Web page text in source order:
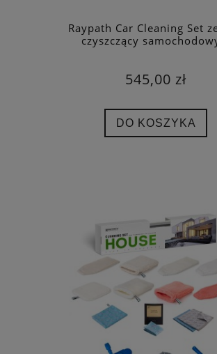
Raypath Car Cleaning Set
czyszczący
545,00 zł
DO KOSZYKA